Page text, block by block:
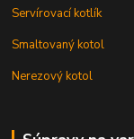
Servírovací kotlík
Smaltovaný kotol
Nerezový kotol